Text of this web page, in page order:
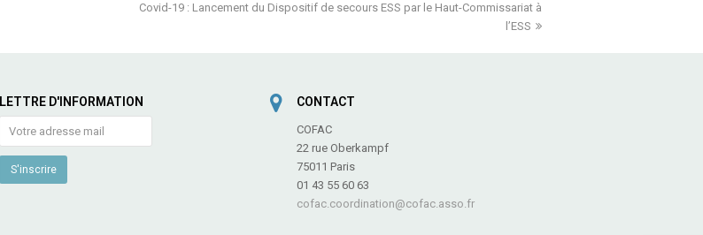
next
Covid-19 : Lancement du Dispositif de secours ESS par le Haut-Commissariat à
l’ESS
LETTRE D'INFORMATION CONTACT
COFAC
22 rue Oberkampf
75011 Paris
01 43 55 60 63
cofac.coordination@cofac.asso.fr